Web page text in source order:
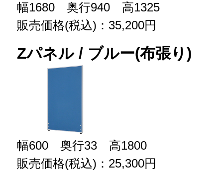
幅1680 奥行940 高1325
販売価格(税込)：35,200円
Zパネル / ブルー(布張り)
幅600 奥行33 高1800
販売価格(税込)：25,300円